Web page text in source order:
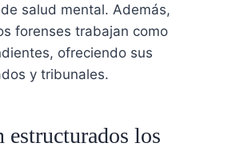
salud mental. Además,
forenses trabajan como
ofreciendo sus
y tribunales.
estructurados los